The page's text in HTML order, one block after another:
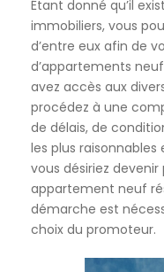
Étant donné qu’il
immobiliers, vous
d’entre eux afin de
d’appartements
avez accès aux
procédez à une
de délais, de
les plus
vous désiriez
appartement neuf
démarche est
choix du promoteur.